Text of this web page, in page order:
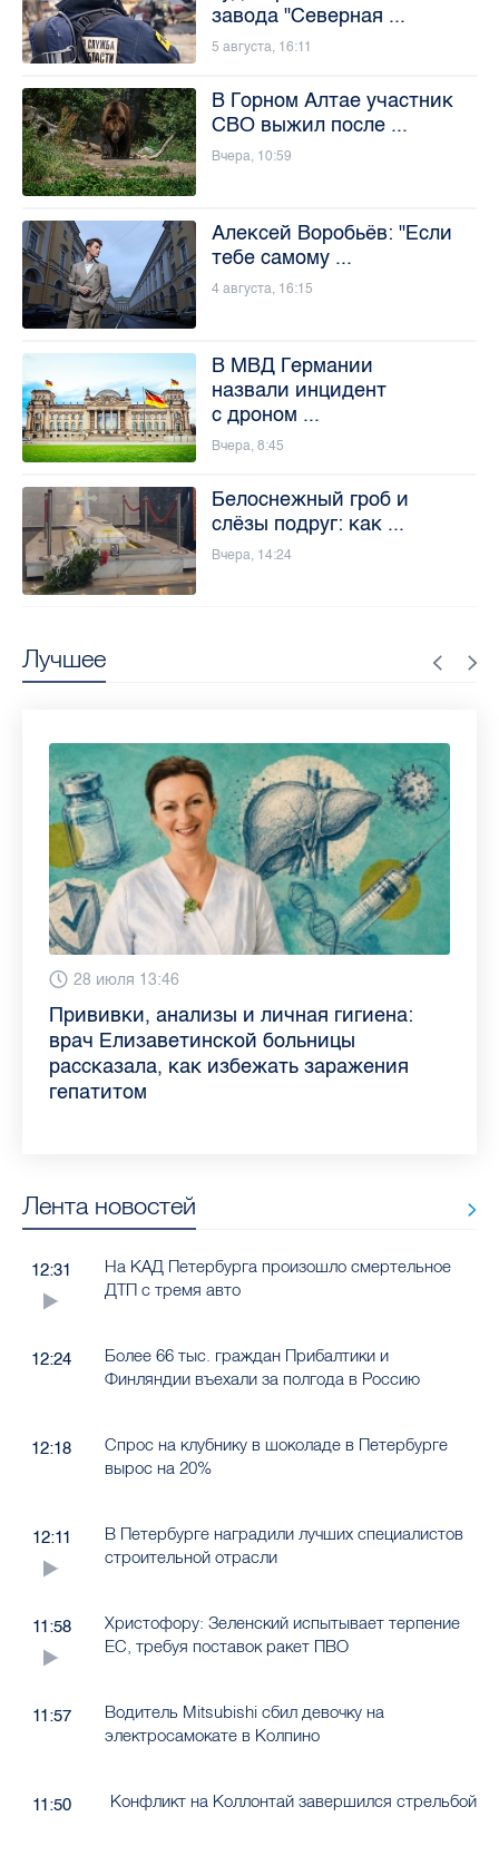
завода "Северная ...
5 августа, 16:11
В Горном Алтае участник
СВО выжил после ...
Вчера, 10:59
Алексей Воробьёв: "Если
тебе самому ...
4 августа, 16:15
В МВД Германии
назвали инцидент
с дроном ...
Вчера, 8:45
Белоснежный гроб и
слёзы подруг: как ...
Вчера, 14:24
Лучшее
Вчера 9:02
Piter.TV находится в ТОП-10 рейтинга
самых цитируемых СМИ Петербурга и
Ленобласти во II квартале 2026 года
28 июля 13:46
Прививки, анализы и личная гигиена:
врач Елизаветинской больницы
рассказала, как избежать заражения
гепатитом
Лента новостей
12:31
На КАД Петербурга произошло смертельное
ДТП с тремя авто
12:24
Более 66 тыс. граждан Прибалтики и
Финляндии въехали за полгода в Россию
12:18
Спрос на клубнику в шоколаде в Петербурге
вырос на 20%
12:11
В Петербурге наградили лучших специалистов
строительной отрасли
11:58
Христофору: Зеленский испытывает терпение
ЕС, требуя поставок ракет ПВО
11:57
Водитель Mitsubishi сбил девочку на
электросамокате в Колпино
11:50 Конфликт на Коллонтай завершился стрельбой